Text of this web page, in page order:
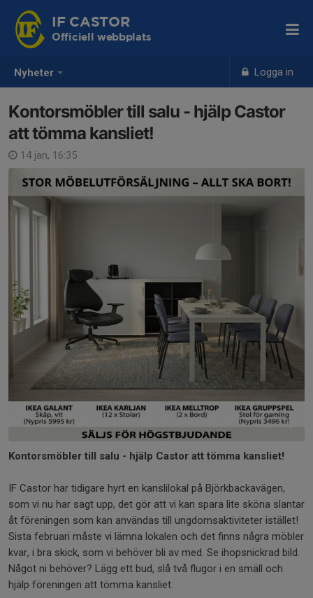
Nyheter Logga in
IF CASTOR
Officiell webbplats
Kontorsmöbler till salu - hjälp Castor
att tömma kansliet!
14 jan, 16:35
Kontorsmöbler till salu - hjälp Castor att tömma kansliet!
IF Castor har tidigare hyrt en kanslilokal på Björkbackavägen,
som vi nu har sagt upp, det gör att vi kan spara lite sköna slantar
åt föreningen som kan användas till ungdomsaktiviteter istället!
Sista februari måste vi lämna lokalen och det finns några möbler
kvar, i bra skick, som vi behöver bli av med. Se ihopsnickrad bild.
Något ni behöver? Lägg ett bud, slå två flugor i en smäll och
hjälp föreningen att tömma kansliet.